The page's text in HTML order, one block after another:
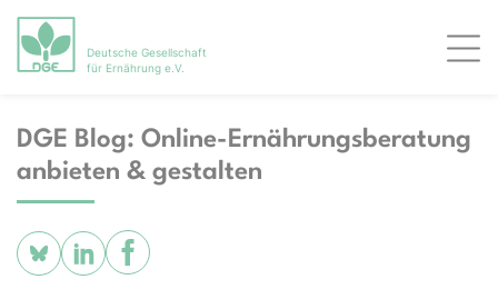
Deutsche Gesellschaft
für Ernährung e.V.
DGE Blog: Online-Ernährungsberatung
anbieten & gestalten